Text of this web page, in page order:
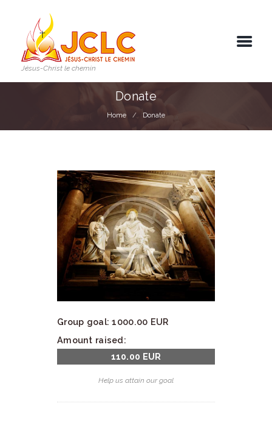
Jésus-Christ le chemin
Donate
Home Donate
Group goal:1000.00 EUR
Amount raised:
110.00 EUR
Help us attain our goal